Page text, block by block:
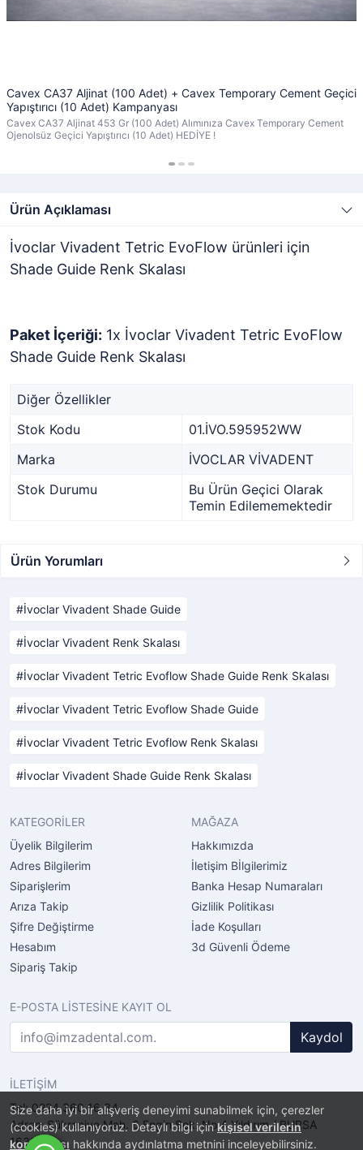
Size daha iyi bir alışveriş deneyimi sunabilmek için, çerezler
(cookies) kullanıyoruz. Detaylı bilgi içinkişisel verilerin
korunması hakkında aydınlatma metnini inceleyebilirsiniz.
Cavex CA37 Aljinat (100 Adet) + Cavex Temporary Cement Geçici
Yapıştırıcı (10 Adet) Kampanyası
Cavex CA37 Aljinat 453 Gr (100 Adet) Alımınıza Cavex Temporary Cement
Ojenolsüz Geçici Yapıştırıcı (10 Adet) HEDİYE !
Ürün Açıklaması
İvoclar Vivadent Tetric EvoFlow ürünleri için
Shade Guide Renk Skalası
Paket İçeriği: 1x İvoclar Vivadent Tetric EvoFlow
Shade Guide Renk Skalası
Diğer Özellikler
Stok Kodu
01.İVO.595952WW
Marka
İVOCLAR VİVADENT
Stok Durumu
Bu Ürün Geçici Olarak
Temin Edilememektedir
Ürün Yorumları
İvoclar Vivadent Shade Guide
İvoclar Vivadent Renk Skalası
İvoclar Vivadent Tetric Evoflow Shade Guide Renk Skalası
İvoclar Vivadent Tetric Evoflow Shade Guide
İvoclar Vivadent Tetric Evoflow Renk Skalası
İvoclar Vivadent Shade Guide Renk Skalası
KATEGORİLER
Üyelik Bilgilerim
Adres Bilgilerim
Siparişlerim
Arıza Takip
Şifre Değiştirme
Hesabım
Sipariş Takip
MAĞAZA
Hakkımızda
İletişim Bİlgilerimiz
Banka Hesap Numaraları
Gizlilik Politikası
İade Koşulları
3d Güvenli Ödeme
E-POSTA LİSTESİNE KAYIT OL
Kaydol
İLETİŞİM
Tel: 0224 360 16 34
Adres: Şükraniye Mah. 6.Engin Sok. No.4 Yıldırım / BURSA
16320